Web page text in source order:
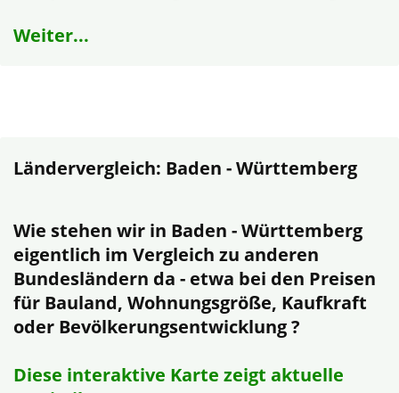
Weiter...
Ländervergleich: Baden - Württemberg
Wie stehen wir in Baden - Württemberg
eigentlich im Vergleich zu anderen
Bundesländern da - etwa bei den Preisen
für Bauland, Wohnungsgröße, Kaufkraft
oder Bevölkerungsentwicklung ?
Diese interaktive Karte zeigt aktuelle